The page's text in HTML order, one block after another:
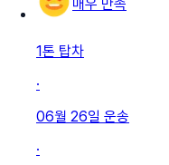
매우 만족
1톤 탑차
·
06월 26일 운송
·